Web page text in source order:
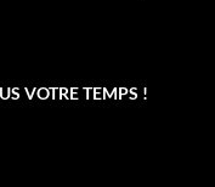
VOTRE TEMPS !